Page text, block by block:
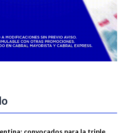
convocados para la triple